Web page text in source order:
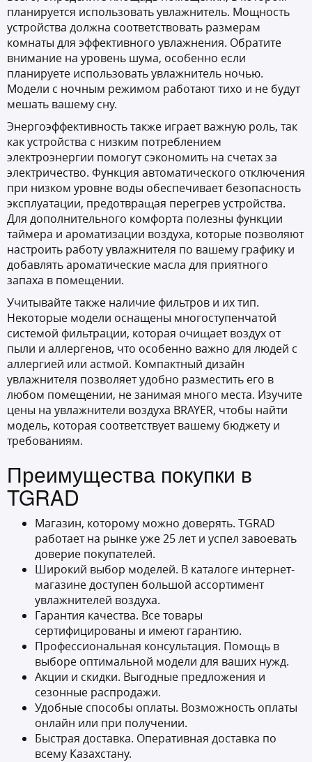
планируется использовать увлажнитель. Мощность
устройства должна соответствовать размерам
комнаты для эффективного увлажнения. Обратите
внимание на уровень шума, особенно если
планируете использовать увлажнитель ночью.
Модели с ночным режимом работают тихо и не будут
мешать вашему сну.
Энергоэффективность также играет важную роль, так
как устройства с низким потреблением
электроэнергии помогут сэкономить на счетах за
электричество. Функция автоматического отключения
при низком уровне воды обеспечивает безопасность
эксплуатации, предотвращая перегрев устройства.
Для дополнительного комфорта полезны функции
таймера и ароматизации воздуха, которые позволяют
настроить работу увлажнителя по вашему графику и
добавлять ароматические масла для приятного
запаха в помещении.
Учитывайте также наличие фильтров и их тип.
Некоторые модели оснащены многоступенчатой
системой фильтрации, которая очищает воздух от
пыли и аллергенов, что особенно важно для людей с
аллергией или астмой. Компактный дизайн
увлажнителя позволяет удобно разместить его в
любом помещении, не занимая много места. Изучите
цены на увлажнители воздуха BRAYER, чтобы найти
модель, которая соответствует вашему бюджету и
требованиям.
Преимущества покупки в
TGRAD
Магазин, которому можно доверять. TGRAD
работает на рынке уже 25 лет и успел завоевать
доверие покупателей.
Широкий выбор моделей. В каталоге интернет-
магазине доступен большой ассортимент
увлажнителей воздуха.
Гарантия качества. Все товары
сертифицированы и имеют гарантию.
Профессиональная консультация. Помощь в
выборе оптимальной модели для ваших нужд.
Акции и скидки. Выгодные предложения и
сезонные распродажи.
Удобные способы оплаты. Возможность оплаты
онлайн или при получении.
Быстрая доставка. Оперативная доставка по
всему Казахстану.